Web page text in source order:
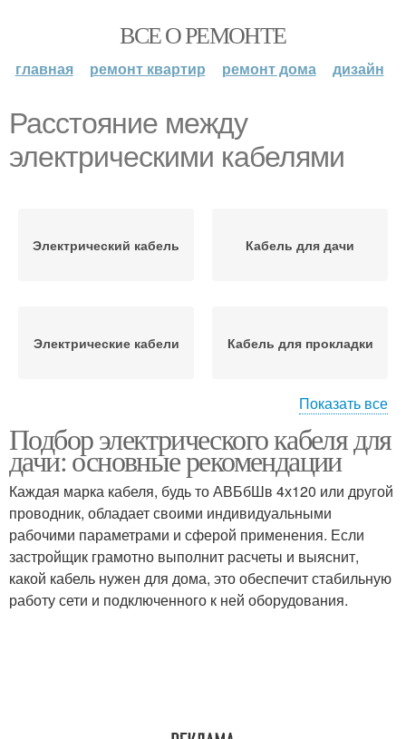
ВСЕ О РЕМОНТЕ
главная ремонт квартир ремонт дома дизайн
Расстояние между
электрическими кабелями
Электрический кабель Кабель для дачи
Электрические кабели Кабель для прокладки
Кабель от воздействия Кабель в земле
Кабель от
механических
повреждений
Кабель на даче
Показать все
Подбор электрического кабеля для
дачи: основные рекомендации
Каждая марка кабеля, будь то АВБбШв 4х120 или другой
проводник, обладает своими индивидуальными
рабочими параметрами и сферой применения. Если
застройщик грамотно выполнит расчеты и выяснит,
какой кабель нужен для дома, это обеспечит стабильную
работу сети и подключенного к ней оборудования.